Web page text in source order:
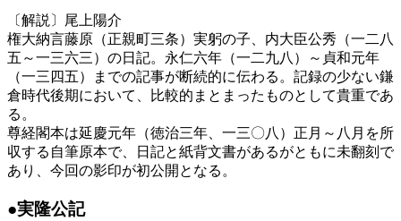
〔解説〕尾上陽介
権大納言藤原（正親町三条）実躬の子、内大臣公秀（一二八
五～一三六三）の日記。永仁六年（一二九八）～貞和元年
（一三四五）までの記事が断続的に伝わる。記録の少ない鎌
倉時代後期において、比較的まとまったものとして貴重であ
る。
尊経閣本は延慶元年（徳治三年、一三〇八）正月～八月を所
収する自筆原本で、日記と紙背文書があるがともに未翻刻で
あり、今回の影印が初公開となる。
●実隆公記